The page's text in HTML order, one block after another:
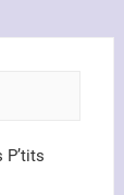
P’tits